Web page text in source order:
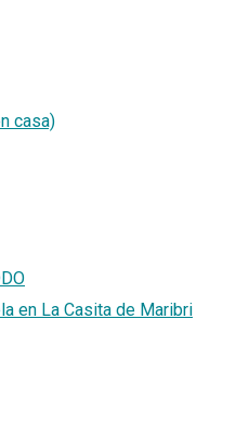
casa)
en La Casita de Maribri